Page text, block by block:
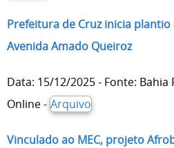
Prefeitura de Cruz inicia
Avenida Amado Queiroz
Data: 15/12/2025 - Fonte: Bahia
Online - Arquivo
Vinculado ao MEC, projeto